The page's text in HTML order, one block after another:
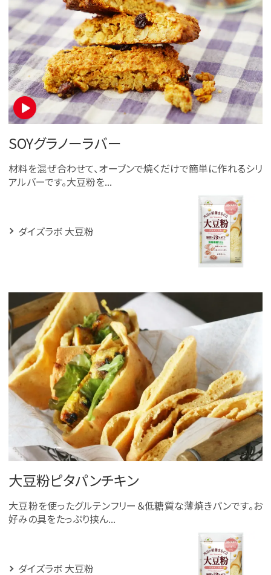
SOYグラノーラバー
材料を混ぜ合わせて、オーブンで焼くだけで簡単に作れるシリ
アルバーです。大豆粉を...
ダイズラボ 大豆粉
大豆粉ピタパンチキン
大豆粉を使ったグルテンフリー＆低糖質な薄焼きパンです。お
好みの具をたっぷり挟ん...
ダイズラボ 大豆粉